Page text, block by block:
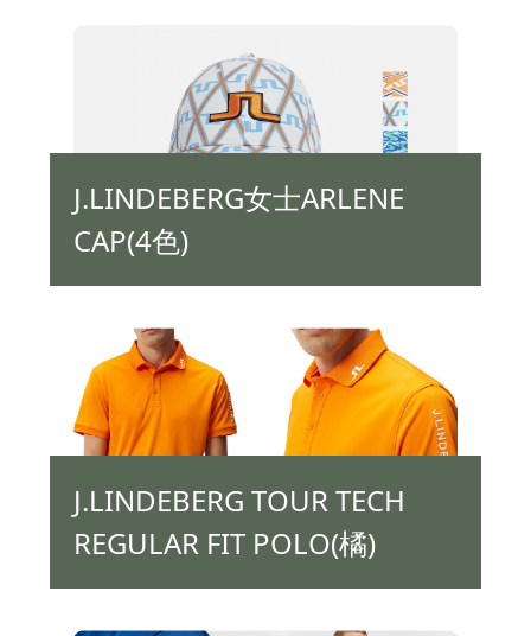
J.LINDEBERG女士ARLENE
CAP(4色)
J.LINDEBERG TOUR TECH
REGULAR FIT POLO(橘)